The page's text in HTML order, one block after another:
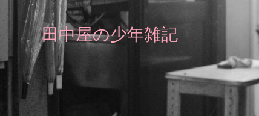
田中屋の少年雑記